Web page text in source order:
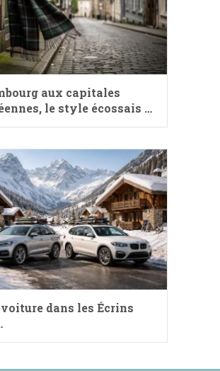
aux capitales
le style écossais …
dans les Écrins